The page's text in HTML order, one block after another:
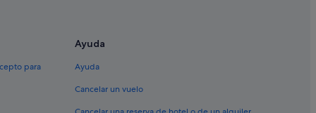
para
Ayuda
Ayuda
Cancelar un vuelo